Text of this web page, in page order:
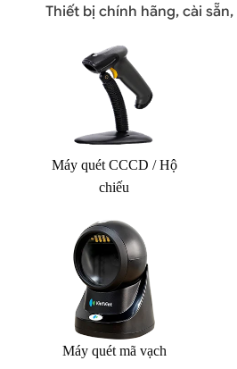
Thiết bị chính hãng, cài
Máy quét CCCD / Hộ
chiếu
Máy quét mã vạch